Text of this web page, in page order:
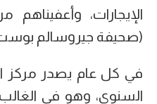
الإيجارات،
(صحيفة جيروسالم بوست 28-6-
في كل عام يصدر مركز
السنوي، وهو في